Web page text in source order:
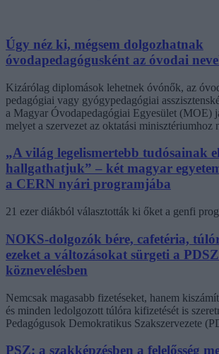
Úgy néz ki, mégsem dolgozhatnak
óvodapedagógusként az óvodai
Kizárólag diplomások lehetnek óvónők, az
pedagógiai vagy gyógypedagógiai
a Magyar Óvodapedagógiai Egyesület (MOE)
melyet a szervezet az oktatási minisztériumhoz
„A világ legelismertebb tudósainak
hallgathatjuk” – két magyar
a CERN nyári programjába
21 ezer diákból választották ki őket a genfi
NOKS-dolgozók bére, cafetéria,
ezeket a változásokat sürgeti a
köznevelésben
Nemcsak magasabb fizetéseket, hanem
és minden ledolgozott túlóra kifizetését is
Pedagógusok Demokratikus Szakszervezete
PSZ: a szakképzésben a felelősség